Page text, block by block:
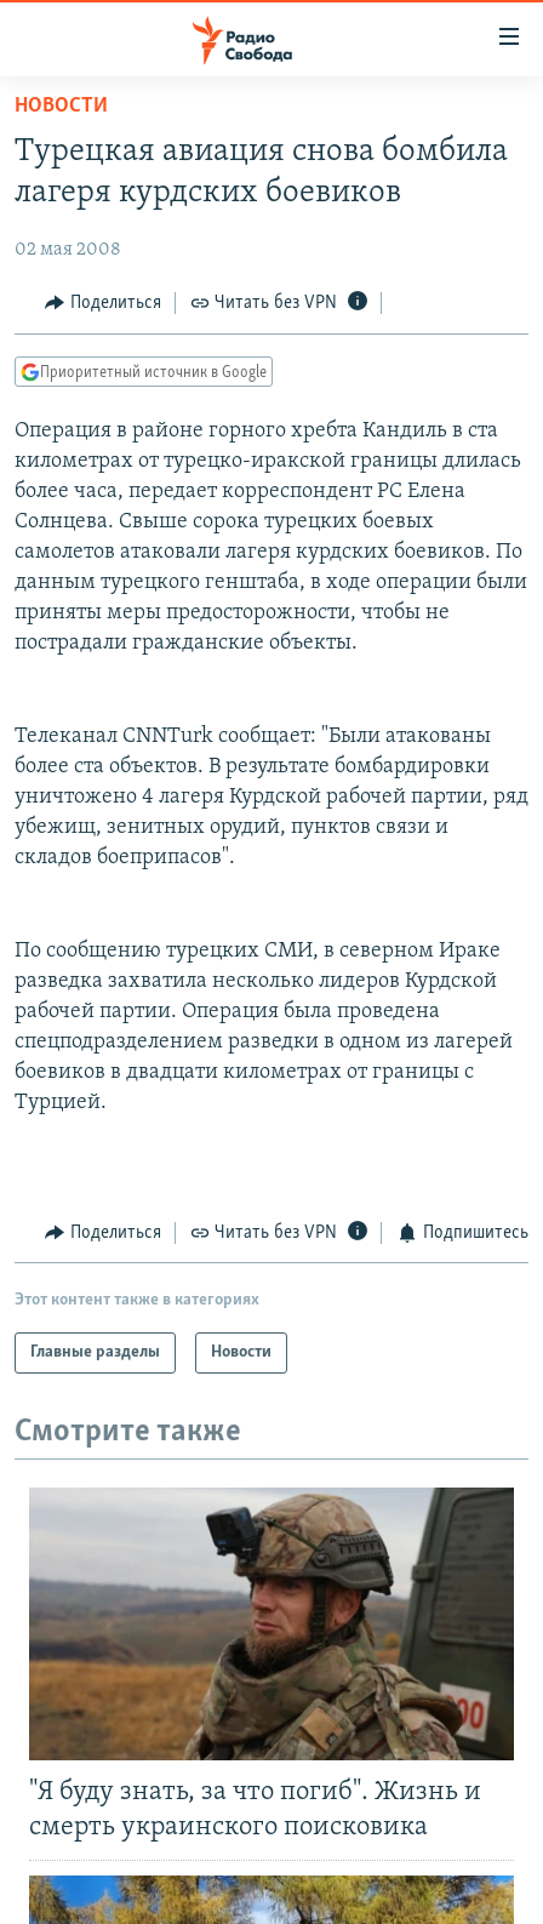
упрощенного
доступа
основному
Вернутся
главной
навигации
Вернутся
поиску
ПОДКАСТЫ
АВТОРСКИЕ ПРОЕКТЫ
ЦИТАТЫ СВОБОДЫ
МНЕНИЯ
IDEL.РЕАЛИИ
КАВКАЗ.РЕАЛИИ
СЕВЕР.РЕАЛИИ
СИБИРЬ.РЕАЛИИ
РАСПИСАНИЕ ВЕЩАНИЯ
ПОДПИШИТЕСЬ НА РАССЫЛКУ
Все сайты РСЕ/РС
НОВОСТИ
Турецкая авиация снова бомбила
лагеря курдских боевиков
02 мая 2008
Поделиться Читать без VPN
Приоритетный источник в Google
Операция в районе горного хребта Кандиль в ста
километрах от турецко-иракской границы длилась
более часа, передает корреспондент РС Елена
Солнцева. Свыше сорока турецких боевых
самолетов атаковали лагеря курдских боевиков. По
данным турецкого генштаба, в ходе операции были
приняты меры предосторожности, чтобы не
пострадали гражданские объекты.
Телеканал CNNTurk сообщает: "Были атакованы
более ста объектов. В результате бомбардировки
уничтожено 4 лагеря Курдской рабочей партии, ряд
убежищ, зенитных орудий, пунктов связи и
складов боеприпасов".
По сообщению турецких СМИ, в северном Ираке
разведка захватила несколько лидеров Курдской
рабочей партии. Операция была проведена
спецподразделением разведки в одном из лагерей
боевиков в двадцати километрах от границы с
Турцией.
Поделиться Читать без VPN Подпишитесь
Этот контент также в категориях
Главные разделы Новости
Смотрите также
"Я буду знать, за что погиб". Жизнь и
смерть украинского поисковика